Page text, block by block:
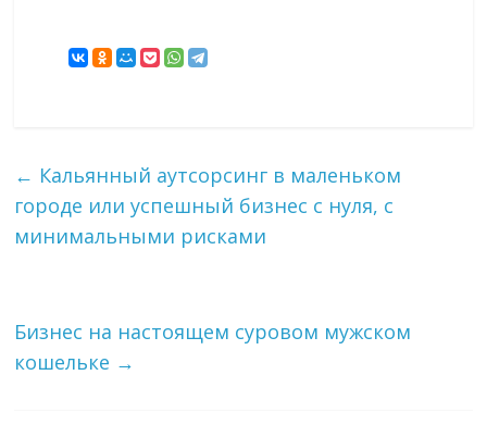
← Кальянный аутсорсинг в маленьком
городе или успешный бизнес с нуля, с
минимальными рисками
Бизнес на настоящем суровом мужском
кошельке →